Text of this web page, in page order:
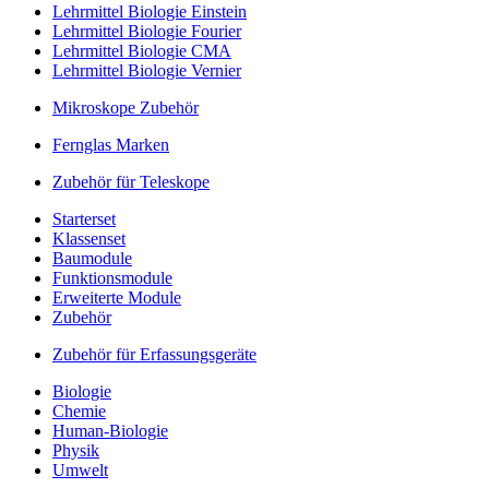
Lehrmittel Biologie Einstein
Lehrmittel Biologie Fourier
Lehrmittel Biologie CMA
Lehrmittel Biologie Vernier
Mikroskope Zubehör
Fernglas Marken
Zubehör für Teleskope
Starterset
Klassenset
Baumodule
Funktionsmodule
Erweiterte Module
Zubehör
Zubehör für Erfassungsgeräte
Biologie
Chemie
Human-Biologie
Physik
Umwelt